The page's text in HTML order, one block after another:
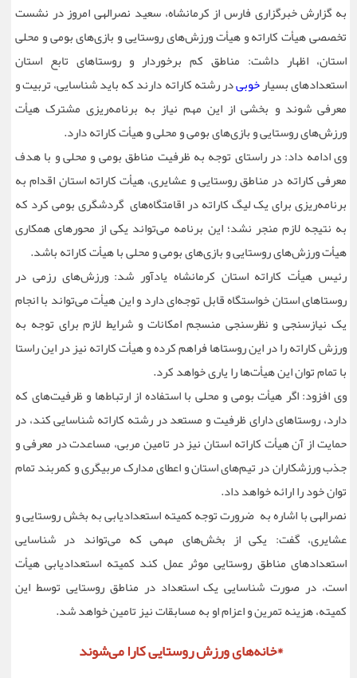
به گزارش خبرگزاری فارس از کرمانشاه، سعید نصرالهی امروز در نشست
تخصصی هیأت کاراته و هیأت ورزش‌های روستایی و بازی‌های بومی و محلی
استان، اظهار داشت: مناطق کم برخوردار و روستاهای تابع استان
استعدادهای بسیارخوبیدر رشته کاراته دارند که باید شناسایی، تربیت و
معرفی شوند و بخشی از این مهم نیاز به برنامه‌ریزی مشترک هیأت
ورزش‌های روستایی و بازی‌های بومی و محلی و هیأت کاراته دارد.
وی ادامه داد: در راستای توجه به ظرفیت مناطق بومی و محلی و با هدف
معرفی کاراته در مناطق روستایی و عشایری، هیأت کاراته استان اقدام به
برنامه‌ریزی برای یک لیگ کاراته در اقامتگاه‌های گردشگری بومی کرد که
به نتیجه لازم منجر نشد؛ این برنامه می‌تواند یکی از محورهای همکاری
هیأت ورزش‌های روستایی و بازی‌های بومی و محلی با هیأت کاراته باشد.
رئیس هیأت کاراته استان کرمانشاه یادآور شد: ورزش‌های رزمی در
روستاهای استان خواستگاه قابل توجه‌ای دارد و این هیأت می‌تواند با انجام
یک نیازسنجی و نظرسنجی منسجم امکانات و شرایط لازم برای توجه به
ورزش کاراته را در این روستاها فراهم کرده و هیأت کاراته نیز در این راستا
با تمام توان این هیأت‌ها را یاری خواهد کرد.
وی افزود: اگر هیأت بومی و محلی با استفاده از ارتباط‌ها و ظرفیت‌های که
دارد، روستاهای دارای ظرفیت و مستعد در رشته کاراته شناسایی کند، در
حمایت از آن هیأت کاراته استان نیز در تامین مربی، مساعدت در معرفی و
جذب ورزشکاران در تیم‌های استان و اعطای مدارک مربیگری و کمربند تمام
توان خود را ارائه خواهد داد.
نصرالهی با اشاره به ضرورت توجه کمیته استعدادیابی به بخش روستایی و
عشایری، گفت: یکی از بخش‌های مهمی که می‌تواند در شناسایی
استعدادهای مناطق روستایی موثر عمل کند کمیته استعدادیابی هیأت
است، در صورت شناسایی یک استعداد در مناطق روستایی توسط این
کمیته، هزینه تمرین و اعزام او به مسابقات نیز تامین خواهد شد.
*خانه‌های ورزش روستایی کارا می‌شوند